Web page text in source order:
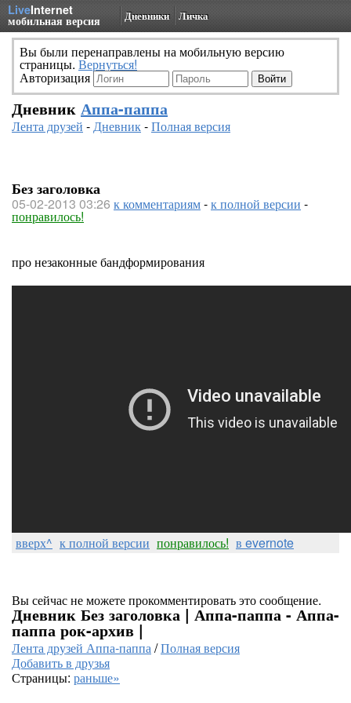
LiveInternet
мобильная версия Дневники Личка
Вы были перенаправлены на мобильную версию
страницы. Вернуться!
Авторизация
Дневник Аппа-паппа
Лента друзей -Дневник-Полная версия
Без заголовка
05-02-2013 03:26 к комментариям-к полной версии -
понравилось!
про незаконные бандформирования
вверх^ к полной версии понравилось! в evernote
Вы сейчас не можете прокомментировать это сообщение.
Дневник Без заголовка | Аппа-паппа - Аппа-
паппа рок-архив |
Лента друзей Аппа-паппа/Полная версия
Добавить в друзья
Страницы: раньше»